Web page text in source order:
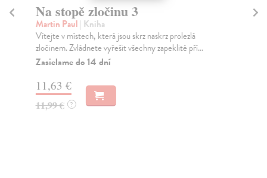
Na stopě zločinu 3
Martin Paul | Kniha
Vítejte v místech, která jsou skrz naskrz prolezlá
zločinem. Zvládnete vyřešit všechny zapeklité pří...
Zasielame do 14 dní
11,63 €
11,99 € ?